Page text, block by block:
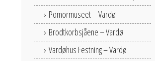
Pomormuseet – Vardø
Brodtkorbsjåene – Vardø
Vardøhus Festning – Vardø